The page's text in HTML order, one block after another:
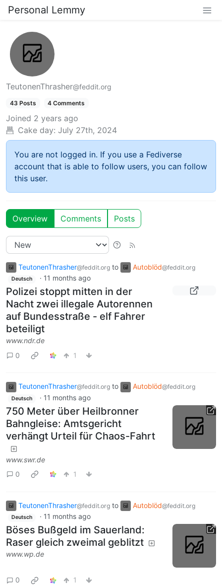
Personal Lemmy
TeutonenThrasher@feddit.org
43 Posts 4 Comments
Joined 2 years ago
Cake day: July 27th, 2024
You are not logged in. If you use a Fediverse
account that is able to follow users, you can follow
this user.
Overview Comments Posts
TeutonenThrasher@feddit.org to Autoblöd@feddit.org
Deutsch · 11 months ago
Polizei stoppt mitten in der
Nacht zwei illegale Autorennen
auf Bundesstraße - elf Fahrer
beteiligt
www.ndr.de
0
1
TeutonenThrasher@feddit.org to Autoblöd@feddit.org
Deutsch · 11 months ago
750 Meter über Heilbronner
Bahngleise: Amtsgericht
verhängt Urteil für Chaos-Fahrt
www.swr.de
0
1
TeutonenThrasher@feddit.org to Autoblöd@feddit.org
Deutsch · 11 months ago
Böses Bußgeld im Sauerland:
Raser gleich zweimal geblitzt
www.wp.de
0 1